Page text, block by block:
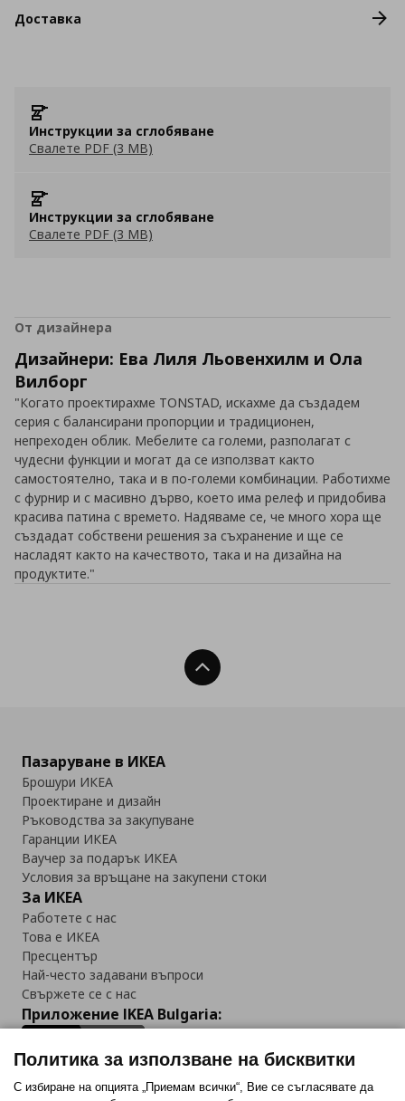
Доставка
Инструкции за сглобяване
Свалете PDF (3 MB)
Инструкции за сглобяване
Свалете PDF (3 MB)
От дизайнера
Дизайнери: Ева Лиля Льовенхилм и Ола
Вилборг
"Когато проектирахме TONSTAD, искахме да създадем
серия с балансирани пропорции и традиционен,
непреходен облик. Мебелите са големи, разполагат с
чудесни функции и могат да се използват както
самостоятелно, така и в по-големи комбинации. Работихме
с фурнир и с масивно дърво, което има релеф и придобива
красива патина с времето. Надяваме се, че много хора ще
създадат собствени решения за съхранение и ще се
насладят както на качеството, така и на дизайна на
продуктите."
Нагоре
Пазаруване в ИКЕА
Брошури ИКЕА
Проектиране и дизайн
Ръководства за закупуване
Гаранции ИКЕА
Ваучер за подарък ИКЕА
Условия за връщане на закупени стоки
За ИКЕА
Работете с нас
Това е ИКЕА
Пресцентър
Най-често задавани въпроси
Свържете се с нас
Приложение IKEA Bulgaria:
Политика за използване на бисквитки
С избиране на опцията „Приемам всички“, Вие се съгласявате да